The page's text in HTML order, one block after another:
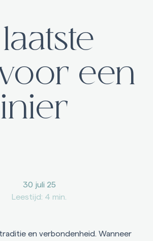
nemen van uw dierbare zonder zorgen.
er nog veel geregeld worden. Maak het
zaken makkelijker.
een
30 juli 25
Leestijd: 4 min.
en verbondenheid. Wanneer